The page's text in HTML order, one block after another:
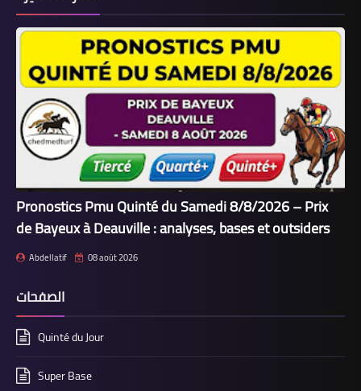
Pronostics Pmu Quinté du Samedi 8/8/2026 – Prix
de Bayeux à Deauville : analyses, bases et outsiders
Abdellatif 08 août 2026
الصفحات
Quinté du Jour
Super Base